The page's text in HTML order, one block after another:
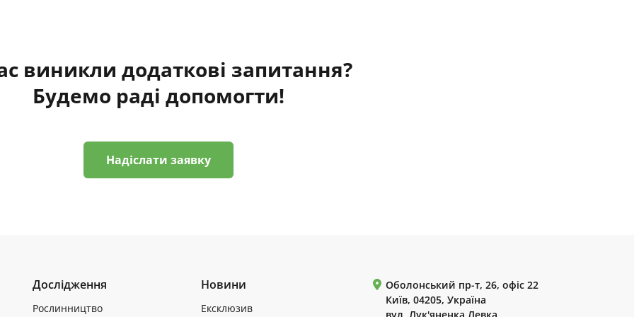
виникли додаткові запитання?
Будемо раді допомогти!
Надіслати заявку
Дослідження
Рослинництво
Новини
Ексклюзив
Оболонський пр-т, 26, офіс 22
Київ, 04205, Україна